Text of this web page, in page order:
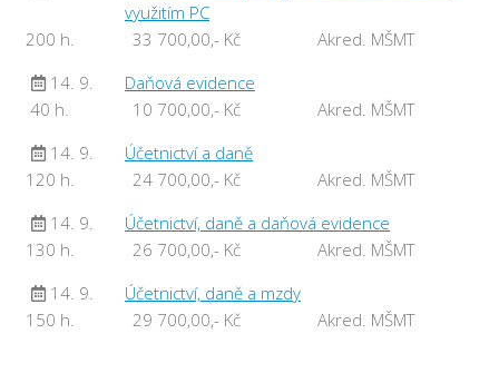
využitím PC
200 h.
33 700,00,- Kč
Akred. MŠMT
14. 9.
Daňová evidence
40 h.
10 700,00,- Kč
Akred. MŠMT
14. 9.
Účetnictví a daně
120 h.
24 700,00,- Kč
Akred. MŠMT
14. 9.
Účetnictví, daně a daňová evidence
130 h.
26 700,00,- Kč
Akred. MŠMT
14. 9.
Účetnictví, daně a mzdy
150 h.
29 700,00,- Kč Akred. MŠMT